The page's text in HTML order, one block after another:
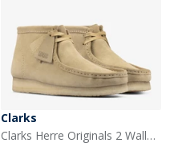
Clarks
Clarks Herre Originals 2 Wallabee G Støvler 5252 Maple Suede